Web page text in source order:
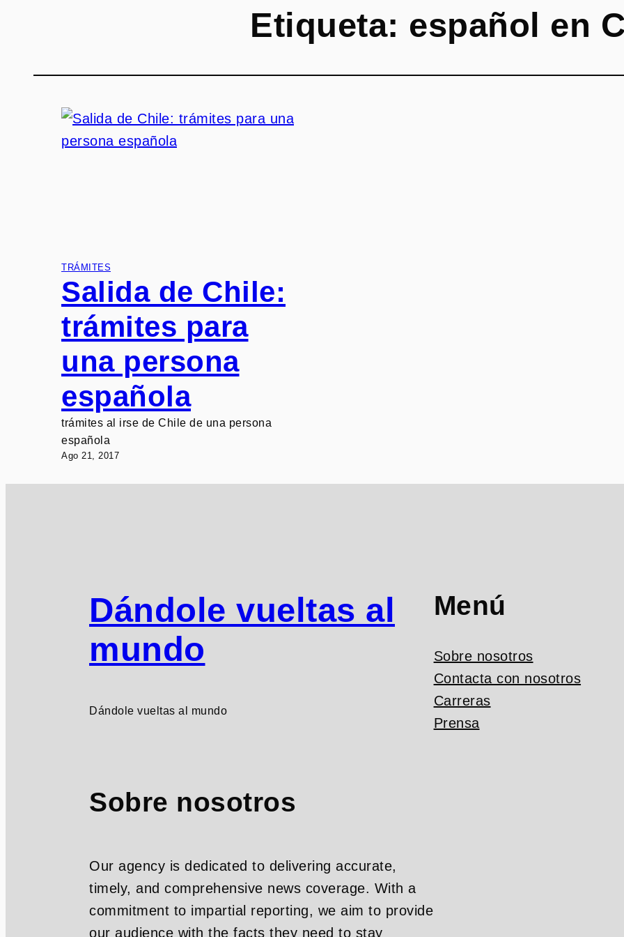
Etiqueta: español en
TRÁMITES
Salida de Chile:
trámites para
una persona
española
trámites al irse de Chile de una persona
española
Ago 21, 2017
Dándole vueltas al
mundo
Dándole vueltas al mundo
Sobre nosotros
Our agency is dedicated to delivering accurate,
timely, and comprehensive news coverage. With a
commitment to impartial reporting, we aim to provide
our audience with the facts they need to stay
Menú
Sobre nosotros
Contacta con nosotros
Carreras
Prensa